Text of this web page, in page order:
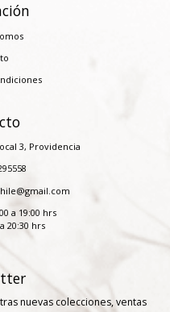
3, Providencia
a 19:00 hrs
20:30 hrs
nuevas colecciones, ventas